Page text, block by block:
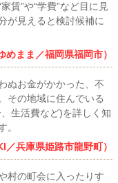
賃”や“学費”など目に見
が見えると検討候補に
めまま／福岡県福岡市）
ぬお金がかかった、不
その地域に住んでいる
生活費など)を詳しく知
。
／兵庫県姫路市龍野町）
村の町会に入ったりす